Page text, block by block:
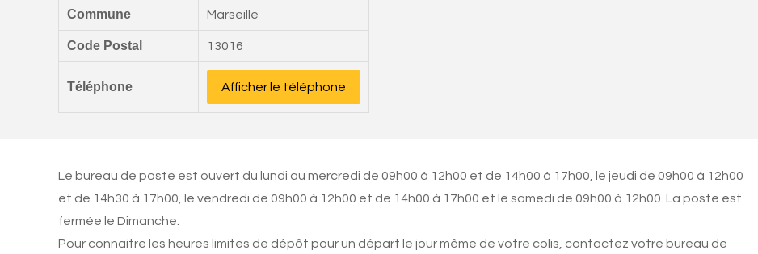
Commune Marseille
Code Postal 13016
Téléphone Afficher le téléphone
Le bureau de poste est ouvert du lundi au mercredi de 09h00 à 12h00 et de 14h00 à 17h00, le jeudi de 09h00 à 12h00
et de 14h30 à 17h00, le vendredi de 09h00 à 12h00 et de 14h00 à 17h00 et le samedi de 09h00 à 12h00. La poste est
fermée le Dimanche.
Pour connaitre les heures limites de dépôt pour un départ le jour même de votre colis, contactez votre bureau de